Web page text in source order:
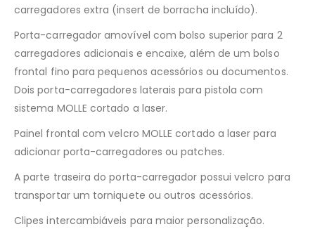
carregadores extra (insert de borracha incluído).
Porta-carregador amovível com bolso superior para 2
carregadores adicionais e encaixe, além de um bolso
frontal fino para pequenos acessórios ou documentos.
Dois porta-carregadores laterais para pistola com
sistema MOLLE cortado a laser.
Painel frontal com velcro MOLLE cortado a laser para
adicionar porta-carregadores ou patches.
A parte traseira do porta-carregador possui velcro para
transportar um torniquete ou outros acessórios.
Clipes intercambiáveis ​​para maior personalização.